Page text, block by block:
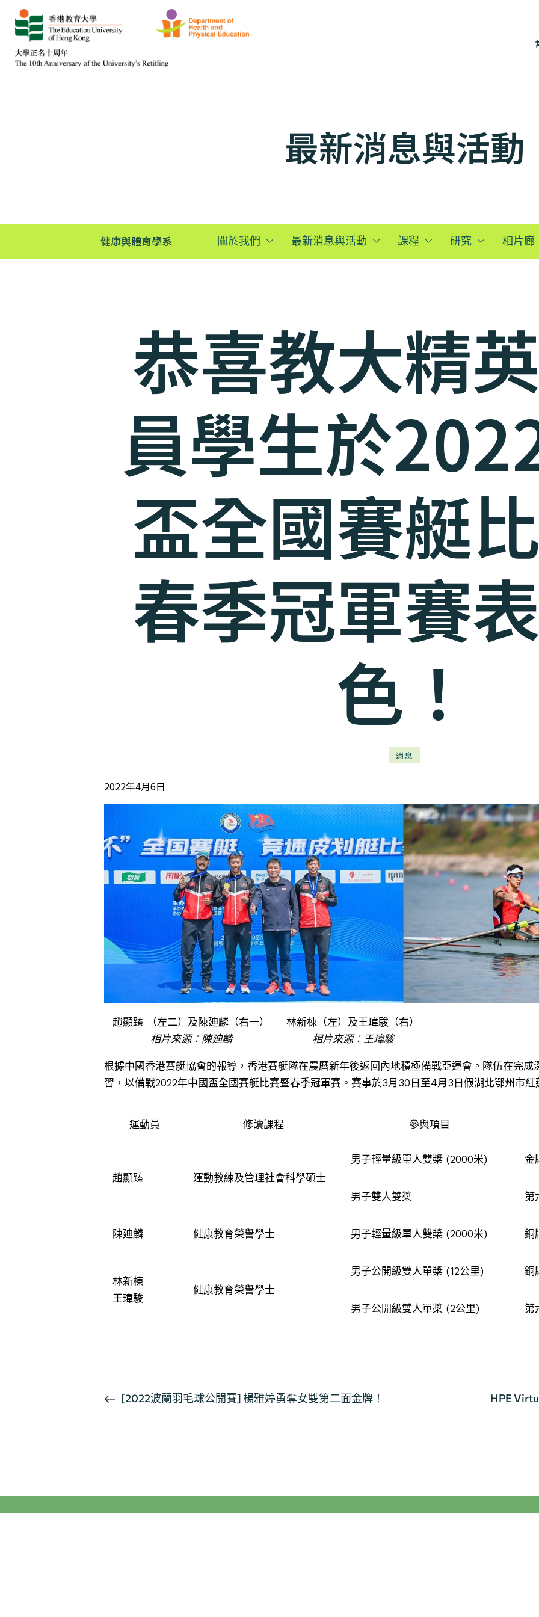
最新消息與活動
健康與體育學系 關於我們 最新消息與活動 課程 研究 相片廊
恭喜教大精
員學生於
盃全國賽艇
春季冠軍賽
色！
消息
2022年4月6日
趙顯臻 （左二）及陳廸麟（右一）
相片來源：陳廸麟
林新棟（左）及王瑋駿（右）
相片來源：王瑋駿
根據中國香港賽艇協會的報導，香港賽艇隊在農曆新年後返回內地積極備戰亞運會。隊伍在完成
習，以備戰2022年中國盃全國賽艇比賽暨春季冠軍賽。賽事於3月30日至4月3日假湖北鄂州市
運動員 修讀課程 參與項目
趙顯臻 運動教練及管理社會科學碩士
男子輕量級單人雙槳 (2000米) 金
男子雙人雙槳 第
陳廸麟 健康教育榮譽學士 男子輕量級單人雙槳 (2000米) 銅
林新棟
王瑋駿
健康教育榮譽學士
男子公開級雙人單槳 (12公里) 銅
男子公開級雙人單槳 (2公里) 第
活[2022波蘭羽毛球公開賽] 楊雅婷勇奪女雙第二面金牌！ HPE